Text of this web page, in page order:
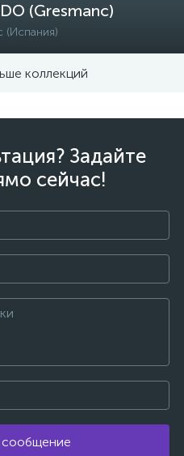
(Gresmanc)
(Испания)
коллекций
Задайте
сейчас!
сообщение